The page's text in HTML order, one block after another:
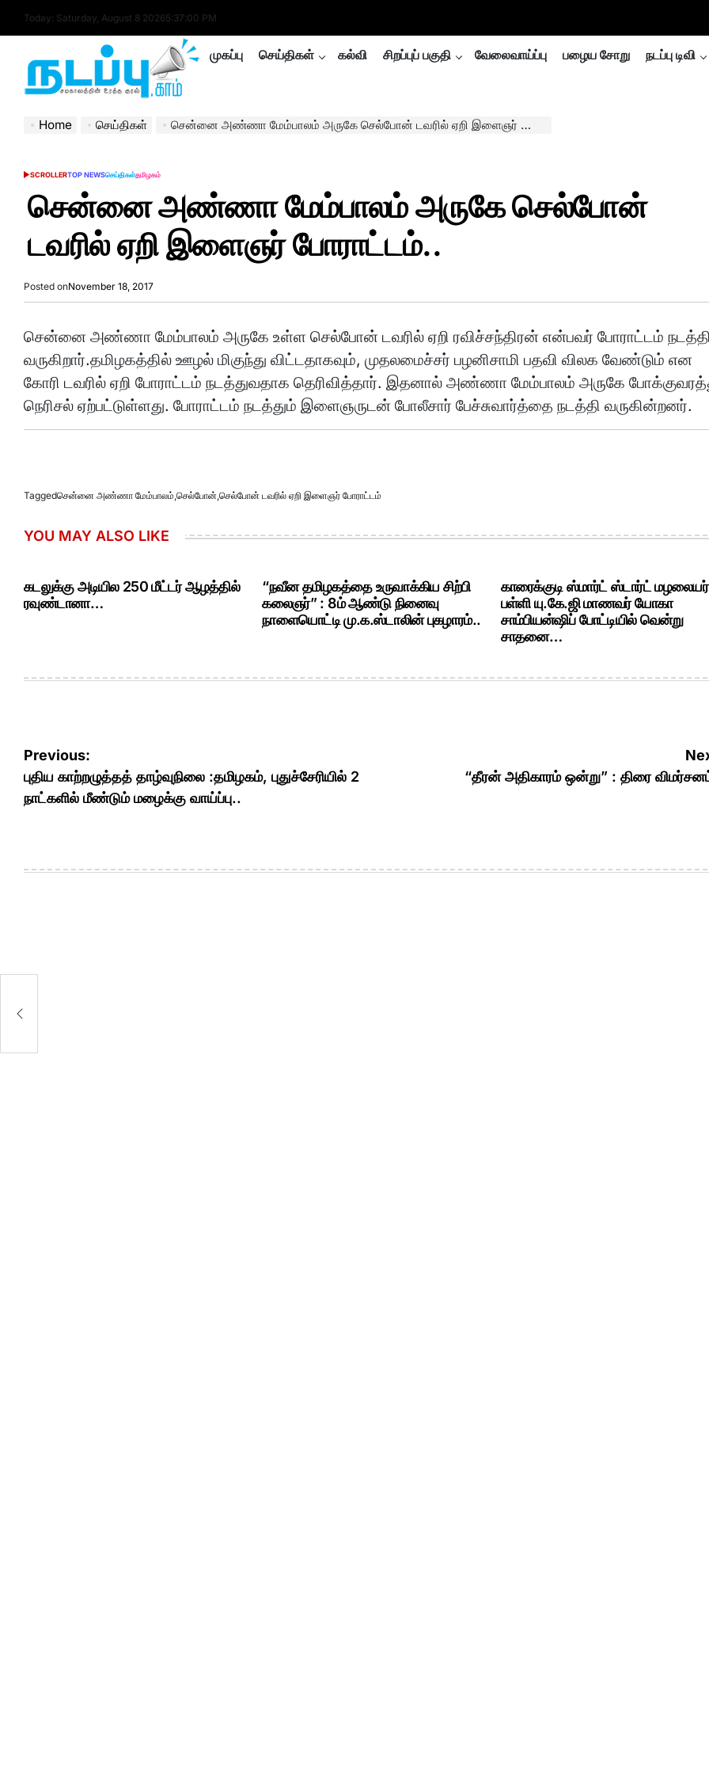
Today: Saturday, August 8 20265:37:00 PM
nadappu.com
முகப்பு செய்திகள் கல்வி சிறப்புப் பகுதி வேலைவாய்ப்பு பழைய சோறு நடப்பு டிவி
Home செய்திகள் சென்னை அண்ணா மேம்பாலம் அருகே செல்போன் டவரில் ஏறி இளைஞர் போராட்டம்..
POSTED
SCROLLERTOP NEWSசெய்திகள்தமிழகம்
சென்னை அண்ணா மேம்பாலம் அருகே செல்போன்
டவரில் ஏறி இளைஞர் போராட்டம்..
Posted onNovember 18, 2017
சென்னை அண்ணா மேம்பாலம் அருகே உள்ள செல்போன் டவரில் ஏறி ரவிச்சந்திரன் என்பவர் போராட்டம்
வருகிறார்.தமிழகத்தில் ஊழல் மிகுந்து விட்டதாகவும், முதலமைச்சர் பழனிசாமி பதவி விலக வேண்டும் என
கோரி டவரில் ஏறி போராட்டம் நடத்துவதாக தெரிவித்தார். இதனால் அண்ணா மேம்பாலம் அருகே
நெரிசல் ஏற்பட்டுள்ளது. போராட்டம் நடத்தும் இளைஞருடன் போலீசார் பேச்சுவார்த்தை நடத்தி வருகின்றனர்.
Taggedசென்னை அண்ணா மேம்பாலம் செல்போன் செல்போன் டவரில் ஏறி இளைஞர் போராட்டம்
YOU MAY ALSO LIKE
கடலுக்கு அடியில 250 மீட்டர் ஆழத்தில்
ரவுண்டானா…
“நவீன தமிழகத்தை உருவாக்கிய சிற்பி
கலைஞர்” : 8ம் ஆண்டு நினைவு
நாளையொட்டி மு.க.ஸ்டாலின் புகழாரம்..
காரைக்குடி ஸ்மார்ட் ஸ்டார்ட் மழலையர்
பள்ளி யு.கே.ஜி மாணவர் யோகா
சாம்பியன்ஷிப் போட்டியில் வென்று
சாதனை…
Post
navigation
Previous:
புதிய காற்றழுத்தத் தாழ்வுநிலை :தமிழகம், புதுச்சேரியில் 2
நாட்களில் மீண்டும் மழைக்கு வாய்ப்பு..
“தீரன் அதிகாரம் ஒன்று” : திரை